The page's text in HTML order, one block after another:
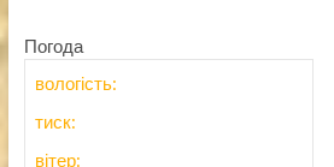
Погода
вологість:
тиск:
вітер: